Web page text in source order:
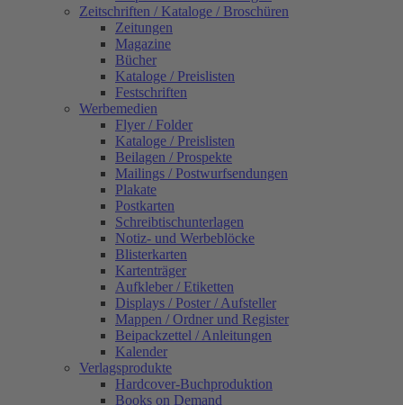
Zeitschriften / Kataloge / Broschüren
Zeitungen
Magazine
Bücher
Kataloge / Preislisten
Festschriften
Werbemedien
Flyer / Folder
Kataloge / Preislisten
Beilagen / Prospekte
Mailings / Postwurfsendungen
Plakate
Postkarten
Schreibtischunterlagen
Notiz- und Werbeblöcke
Blisterkarten
Kartenträger
Aufkleber / Etiketten
Displays / Poster / Aufsteller
Mappen / Ordner und Register
Beipackzettel / Anleitungen
Kalender
Verlagsprodukte
Hardcover-Buchproduktion
Books on Demand